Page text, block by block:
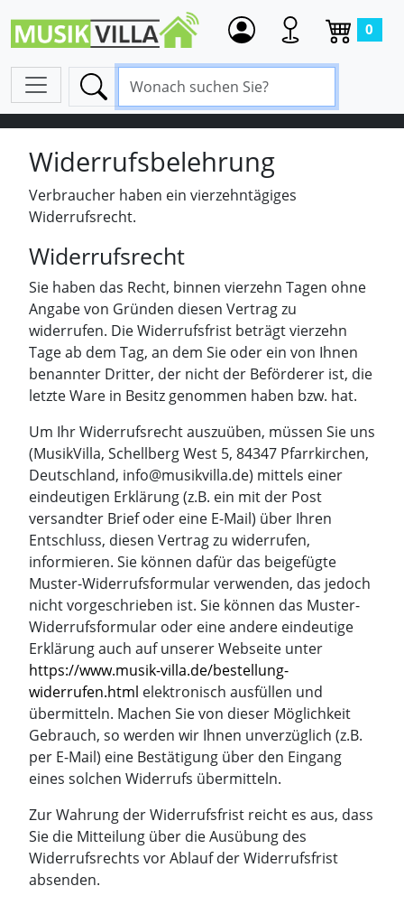
0
Widerrufsbelehrung
Verbraucher haben ein vierzehntägiges
Widerrufsrecht.
Widerrufsrecht
Sie haben das Recht, binnen vierzehn Tagen ohne
Angabe von Gründen diesen Vertrag zu
widerrufen. Die Widerrufsfrist beträgt vierzehn
Tage ab dem Tag, an dem Sie oder ein von Ihnen
benannter Dritter, der nicht der Beförderer ist, die
letzte Ware in Besitz genommen haben bzw. hat.
Um Ihr Widerrufsrecht auszuüben, müssen Sie uns
(MusikVilla, Schellberg West 5, 84347 Pfarrkirchen,
Deutschland, info@musikvilla.de) mittels einer
eindeutigen Erklärung (z.B. ein mit der Post
versandter Brief oder eine E-Mail) über Ihren
Entschluss, diesen Vertrag zu widerrufen,
informieren. Sie können dafür das beigefügte
Muster-Widerrufsformular verwenden, das jedoch
nicht vorgeschrieben ist. Sie können das Muster-
Widerrufsformular oder eine andere eindeutige
Erklärung auch auf unserer Webseite unter
https://www.musik-villa.de/bestellung-
widerrufen.html elektronisch ausfüllen und
übermitteln. Machen Sie von dieser Möglichkeit
Gebrauch, so werden wir Ihnen unverzüglich (z.B.
per E-Mail) eine Bestätigung über den Eingang
eines solchen Widerrufs übermitteln.
Zur Wahrung der Widerrufsfrist reicht es aus, dass
Sie die Mitteilung über die Ausübung des
Widerrufsrechts vor Ablauf der Widerrufsfrist
absenden.